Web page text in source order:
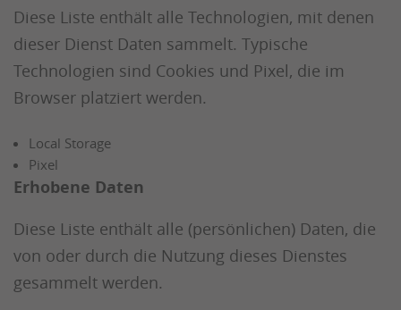
Diese Liste enthält alle Technologien, mit denen
dieser Dienst Daten sammelt. Typische
Technologien sind Cookies und Pixel, die im
Browser platziert werden.
Local Storage
Pixel
Erhobene Daten
Diese Liste enthält alle (persönlichen) Daten, die
von oder durch die Nutzung dieses Dienstes
gesammelt werden.